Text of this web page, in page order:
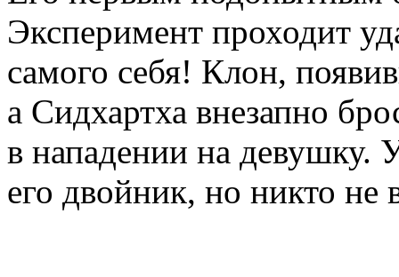
Эксперимент проходит
самого себя! Клон,
а Сидхартха внезапно
в нападении на девушку.
его двойник, но никто не